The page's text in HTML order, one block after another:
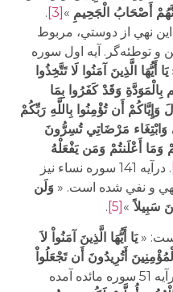
أَصْحَابُ الْجَحِيمِ »
[3]
.
نهي از دوستي، مربوط
توطئه‌‌گر. آيه اول سوره
يَا أَيُّهَا الَّذِينَ آمَنُوا لَا تَتَّخِذُوا
وَقَدْ كَفَرُوا بِمَا
أَن تُؤْمِنُوا بِاللَّهِ رَبِّكُمْ
مَرْضَاتِي تُسِرُّونَ
وَمَا أَعْلَنتُمْ وَمَن يَفْعَلْهُ
. درآيه 141 سوره نساء نيز
و نفي شده است. « وَلَن
سَبِيلاً »
[5]
.
يَا أَيُّهَا الَّذِينَ آمَنُواْ لاَ
أَتُرِيدُونَ أَن تَجْعَلُواْ
درآيه 51 سوره مائده آمده